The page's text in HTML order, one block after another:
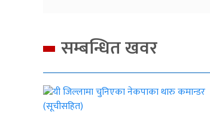
सम्बन्धित खवर